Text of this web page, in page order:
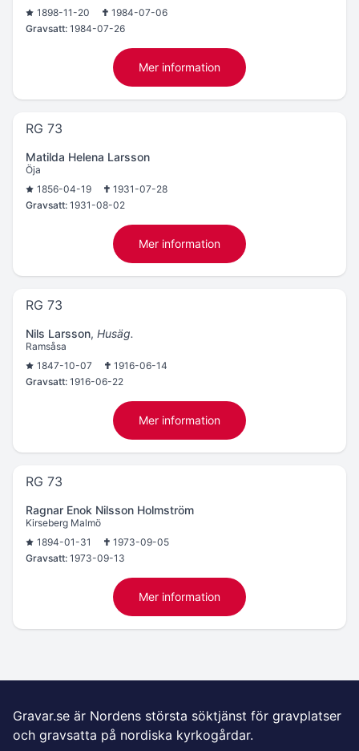
1898-11-20
1984-07-06
Gravsatt: 1984-07-26
Mer information
RG 73
Matilda Helena Larsson
Öja
1856-04-19
1931-07-28
Gravsatt: 1931-08-02
Mer information
RG 73
Nils Larsson, Husäg.
Ramsåsa
1847-10-07
1916-06-14
Gravsatt: 1916-06-22
Mer information
RG 73
Ragnar Enok Nilsson Holmström
Kirseberg Malmö
1894-01-31
1973-09-05
Gravsatt: 1973-09-13
Mer information
Gravar.se är Nordens största söktjänst för gravplatser
och gravsatta på nordiska kyrkogårdar.